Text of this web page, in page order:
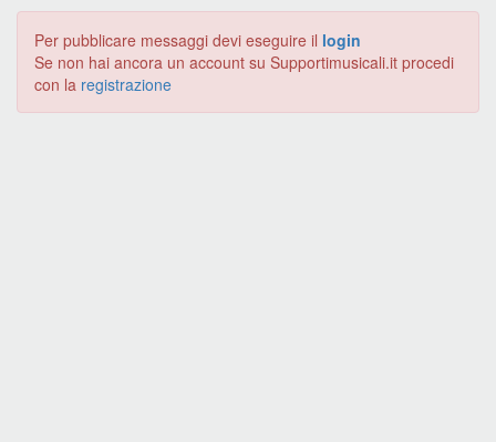
Per pubblicare messaggi devi eseguire il login
Se non hai ancora un account su Supportimusicali.it procedi
con la registrazione